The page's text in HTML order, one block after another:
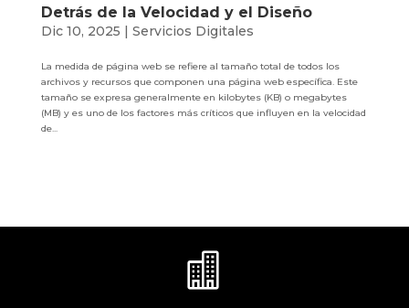
Detrás de la Velocidad y el Diseño
Dic 10, 2025 | Servicios Digitales
La medida de página web se refiere al tamaño total de todos los
archivos y recursos que componen una página web específica. Este
tamaño se expresa generalmente en kilobytes (KB) o megabytes
(MB) y es uno de los factores más críticos que influyen en la velocidad
de...
